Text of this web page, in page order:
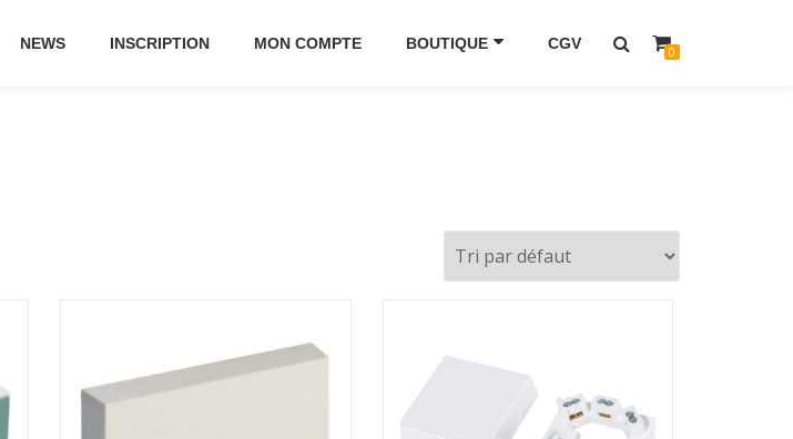
NEWS INSCRIPTION MON COMPTE BOUTIQUE CGV 0